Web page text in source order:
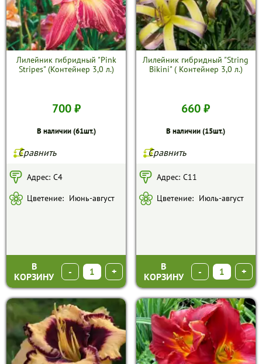
Лилейник гибридный "Pink
Stripes" (Контейнер 3,0 л.)
700 ₽
В наличии (61шт.)
Сравнить
Адрес: С4
Цветение: Июнь-август
В
КОРЗИНУ
- +
Лилейник гибридный "String
Bikini" ( Контейнер 3,0 л.)
660 ₽
В наличии (15шт.)
Сравнить
Адрес: С11
Цветение: Июль-август
В
КОРЗИНУ
- +